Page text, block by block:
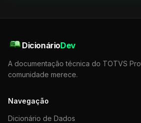
DicionárioDev
A documentação técnica do TOTVS
comunidade merece.
Navegação
Dicionário de Dados